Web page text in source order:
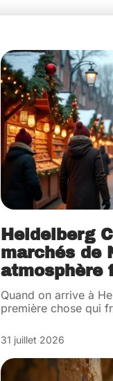
Heidelberg
marchés de
atmosphère
Quand on arrive à
première chose qui
31 juillet 2026